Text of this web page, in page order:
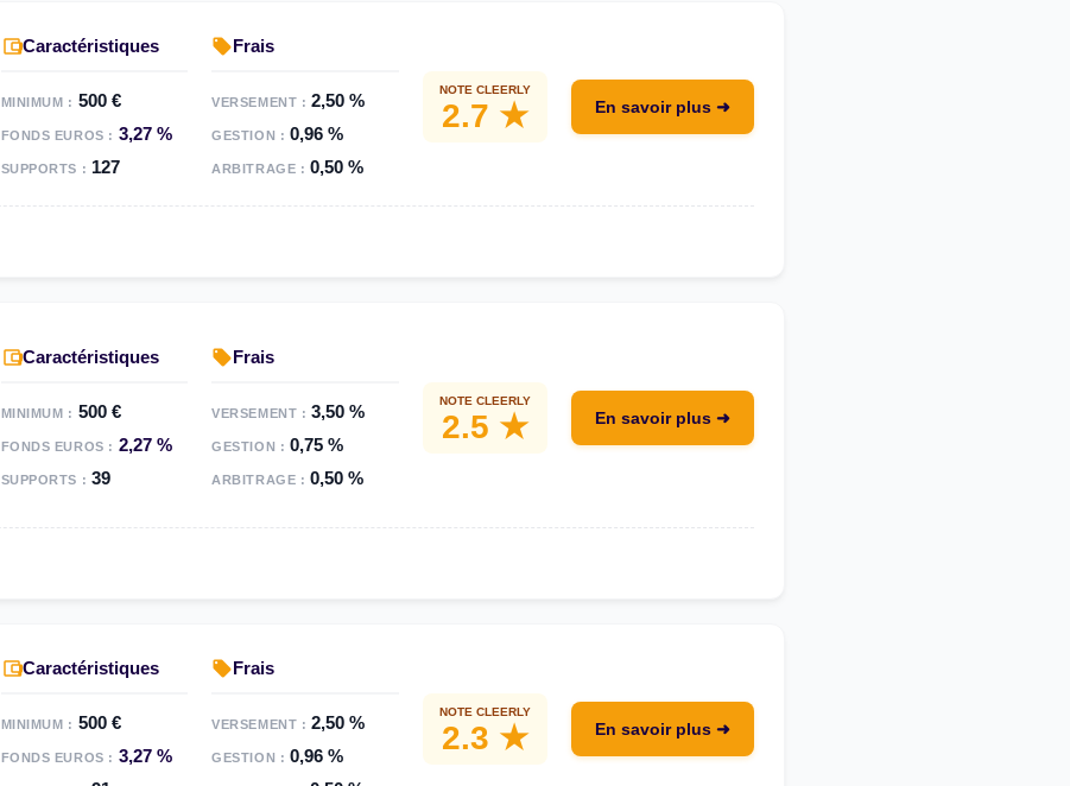
Caractéristiques
MINIMUM : 500 €
FONDS EUROS : 3,27 %
SUPPORTS : 127
Frais
VERSEMENT : 2,50 %
GESTION : 0,96 %
ARBITRAGE : 0,50 %
NOTE CLEERLY
2.7 ★ En savoir plus ➜
Caractéristiques
MINIMUM : 500 €
FONDS EUROS : 2,27 %
SUPPORTS : 39
Frais
VERSEMENT : 3,50 %
GESTION : 0,75 %
ARBITRAGE : 0,50 %
NOTE CLEERLY
2.5 ★ En savoir plus ➜
Caractéristiques
MINIMUM : 500 €
FONDS EUROS : 3,27 %
Frais
VERSEMENT : 2,50 %
GESTION : 0,96 %
NOTE CLEERLY
2.3 ★ En savoir plus ➜